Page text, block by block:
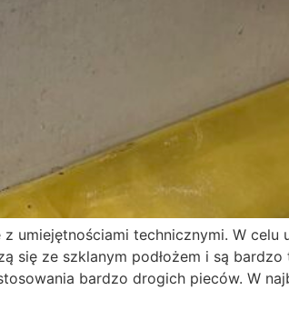
umiejętnościami technicznymi. W celu
się ze szklanym podłożem i są
bardzo drogich pieców. W